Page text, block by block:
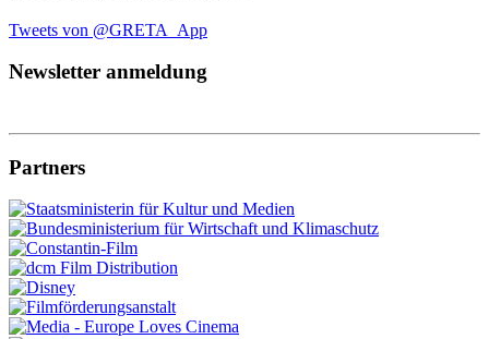
Tweets von @GRETA_App
Newsletter anmeldung
Partners